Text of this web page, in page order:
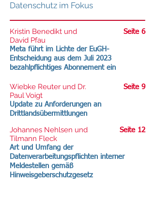
Datenschutz im Fokus
Kristin Benedikt und
David Pfau
Meta führt im Lichte der EuGH-
Entscheidung aus dem Juli 2023
bezahlpflichtiges Abonnement ein
Seite 6
Wiebke Reuter und Dr.
Paul Voigt
Seite 9
Update zu Anforderungen an
Drittlandsübermittlungen
Seite 12
Johannes Nehlsen und
Tilmann Fleck
Art und Umfang der
Datenverarbeitungspflichten interner
Meldestellen gemäß
Hinweisgeberschutzgesetz